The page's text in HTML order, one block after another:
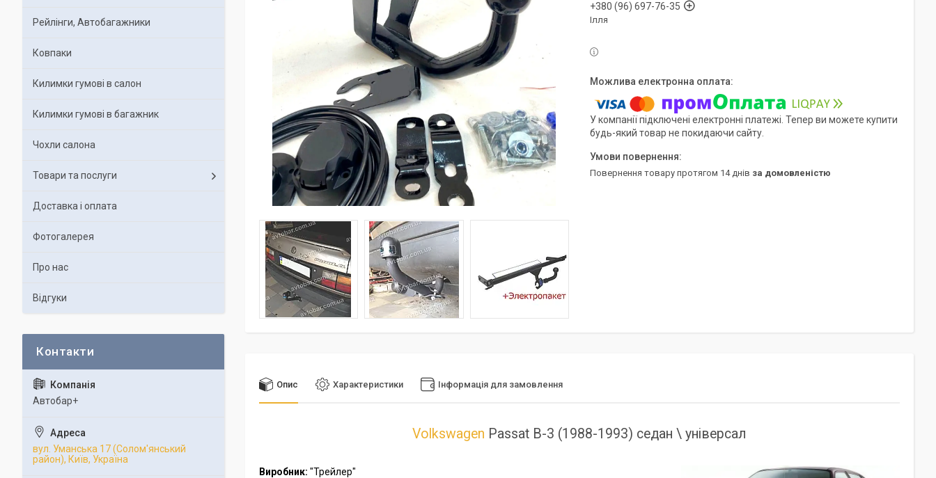
+380 (96) 697-76-35
Ілля
У компанії підключені електронні платежі. Тепер ви можете купити
будь-який товар не покидаючи сайту.
повернення товару протягом 14 днів за домовленістю
Опис Характеристики Інформація для замовлення
Volkswagen Passat B-3 (1988-1993) седан \ універсал
Виробник: "Трейлер"
Рейлінги, Автобагажники
Ковпаки
Килимки гумові в салон
Килимки гумові в багажник
Чохли салона
Товари та послуги
Доставка і оплата
Фотогалерея
Про нас
Відгуки
Автобар+
вул. Уманська 17 (Солом'янський
район), Київ, Україна